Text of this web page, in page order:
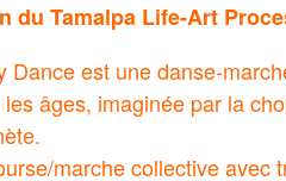
du Tamalpa Life-Art
Dance est une danse-
âges, imaginée par la
marche collective